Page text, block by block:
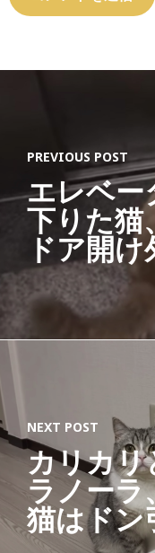
PREVIOUS POST
エレベー
下りた猫
ドア開け
NEXT POST
カリカリ
ラノーラ
猫はドン